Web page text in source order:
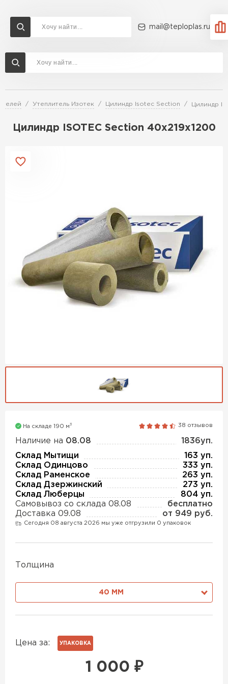
mail@teploplas.ru
Утеплитель Изотек Цилиндр Isotec Section Цилиндр
Цилиндр ISOTEC Section 40х219х1200
На складе 190 м3 38 отзывов
Наличие на 08.08
1836уп.
Склад Мытищи
163 уп.
Склад Одинцово
333 уп.
Склад Раменское
263 уп.
Склад Дзержинский
273 уп.
Склад Люберцы
804 уп.
Самовывоз со склада 08.08
бесплатно
Доставка 09.08
от 949 руб.
Сегодня 08 августа 2026 мы уже отгрузили 0 упаковок
Толщина
40 ММ
Цена за: УПАКОВКА
1 000 ₽
Доставка и оплата
Утеплитель Ветонит
Утеплитель MasterPLEX
ПЕРЕЙТИ
Утеплитель Дирок
Утеплитель Изотек
ПЕРЕЙТИ
Утеплитель Ruspanel
Утеплитель Hotrock
ПЕРЕЙТИ
Утеплитель Xotpipe
Утеплитель Технониколь
Утеплитель Rockwool
Утеплитель Isover
Утеплитель Урса
Утеплитель Isoroc
Утеплитель Paroc
Утеплитель Изомин
Утеплитель Юматекс
Утеплитель Теплекс
Утеплитель Дирок
Утеплитель Тизол